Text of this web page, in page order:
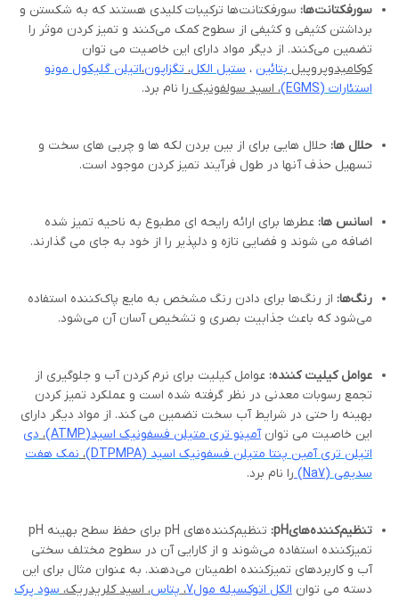
سورفکتانت‌ها: سورفکتانت‌ها ترکیبات کلیدی هستند که به شکستن و
برداشتن کثیفی و کثیفی از سطوح کمک می‌کنند و تمیز کردن موثر را
تضمین می‌کنند. از دیگر مواد دارای این خاصیت می توان
کوکامیدوپروپیل بتائین ، ستیل الکل، تگزاپون،اتیلن گلیکول مونو
استئارات (EGMS
)، اسید سولفونیک را نام برد.
حلال ها: حلال هایی برای از بین بردن لکه ها و چربی های سخت و
تسهیل حذف آنها در طول فرآیند تمیز کردن موجود است.
اسانس ها: عطرها برای ارائه رایحه ای مطبوع به ناحیه تمیز شده
اضافه می شوند و فضایی تازه و دلپذیر را از خود به جای می گذارند.
رنگ‌ها: از رنگ‌ها برای دادن رنگ مشخص به مایع پاک‌کننده استفاده
می‌شود که باعث جذابیت بصری و تشخیص آسان آن می‌شود.
عوامل کیلیت کننده: عوامل کیلیت برای نرم کردن آب و جلوگیری از
تجمع رسوبات معدنی در نظر گرفته شده است و عملکرد تمیز کردن
بهینه را حتی در شرایط آب سخت تضمین می کند. از مواد دیگر دارای
این خاصیت می توان آمینو تری متیلن فسفونیک اسید(ATMP
)، دی
اتیلن تری آمین پنتا متیلن فسفونیک اسید (DTPMPA
)، نمک هفت
سدیمی (Na7
) را نام برد.
تنظیم‌کننده‌هایpH
:
تنظیم‌کننده‌های pH برای حفظ سطح بهینه pH
تمیزکننده استفاده می‌شوند و از کارایی آن در سطوح مختلف سختی
آب و کاربردهای تمیزکننده اطمینان می‌دهند. به عنوان مثال برای این
دسته می توان الکل اتوکسیله مول7 ، پتاس، اسید کلریدریک، سود پرک